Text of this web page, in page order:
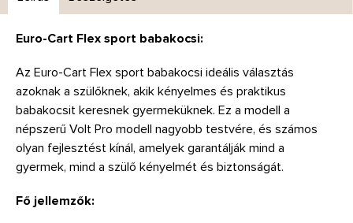
Euro-Cart Flex sport babakocsi:
Az Euro-Cart Flex sport babakocsi ideális választás
azoknak a szülőknek, akik kényelmes és praktikus
babakocsit keresnek gyermeküknek. Ez a modell a
népszerű Volt Pro modell nagyobb testvére, és számos
olyan fejlesztést kínál, amelyek garantálják mind a
gyermek, mind a szülő kényelmét és biztonságát.
Fő jellemzők: